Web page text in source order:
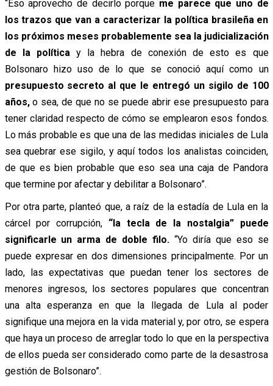
“Eso aprovecho de decirlo porque me parece que uno de
los trazos que van a caracterizar la política brasileña en
los próximos meses probablemente sea la judicialización
de la políticay la hebra de conexión de esto es que
Bolsonaro hizo uso de lo que se conoció aquí como un
presupuesto secreto al que le entregó un sigilo de 100
años,o sea, de que no se puede abrir ese presupuesto para
tener claridad respecto de cómo se emplearon esos fondos.
Lo más probable es que una de las medidas iniciales de Lula
sea quebrar ese sigilo, y aquí todos los analistas coinciden,
de que es bien probable que eso sea una caja de Pandora
que termine por afectar y debilitar a Bolsonaro”.
Por otra parte, planteó que, a raíz de la estadía de Lula en la
cárcel por corrupción, “la tecla de la nostalgia” puede
significarle un arma de doble filo. “Yo diría que eso se
puede expresar en dos dimensiones principalmente. Por un
lado, las expectativas que puedan tener los sectores de
menores ingresos, los sectores populares que concentran
una alta esperanza en que la llegada de Lula al poder
signifique una mejora en la vida material y, por otro, se espera
que haya un proceso de arreglar todo lo que en la perspectiva
de ellos pueda ser considerado como parte de la desastrosa
gestión de Bolsonaro”.